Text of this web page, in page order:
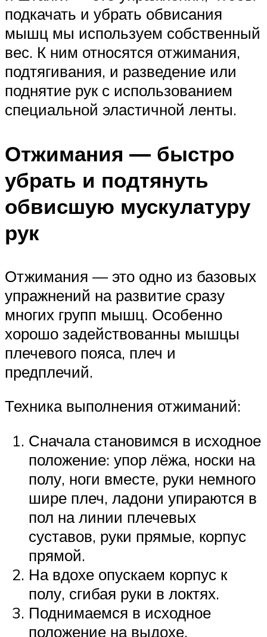
подкачать и убрать обвисания
мышц мы используем собственный
вес. К ним относятся отжимания,
подтягивания, и разведение или
поднятие рук с использованием
специальной эластичной ленты.
Отжимания — быстро
убрать и подтянуть
обвисшую мускулатуру
рук
Отжимания — это одно из базовых
упражнений на развитие сразу
многих групп мышц. Особенно
хорошо задействованны мышцы
плечевого пояса, плеч и
предплечий.
Техника выполнения отжиманий:
Сначала становимся в исходное
положение: упор лёжа, носки на
полу, ноги вместе, руки немного
шире плеч, ладони упираются в
пол на линии плечевых
суставов, руки прямые, корпус
прямой.
На вдохе опускаем корпус к
полу, сгибая руки в локтях.
Поднимаемся в исходное
положение на выдохе.